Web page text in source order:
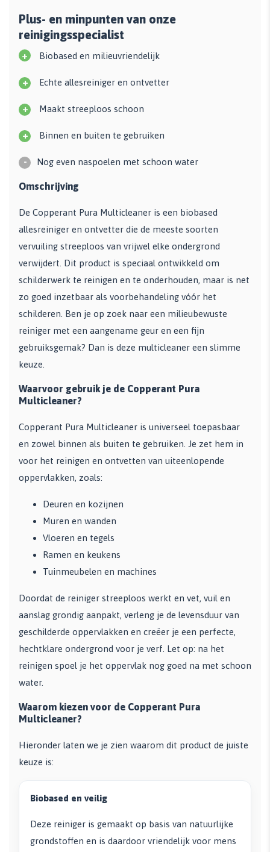
Plus- en minpunten van onze
reinigingsspecialist
+ Biobased en milieuvriendelijk
+ Echte allesreiniger en ontvetter
+ Maakt streeploos schoon
+ Binnen en buiten te gebruiken
- Nog even naspoelen met schoon water
Omschrijving
De Copperant Pura Multicleaner is een biobased
allesreiniger en ontvetter die de meeste soorten
vervuiling streeploos van vrijwel elke ondergrond
verwijdert. Dit product is speciaal ontwikkeld om
schilderwerk te reinigen en te onderhouden, maar is net
zo goed inzetbaar als voorbehandeling vóór het
schilderen. Ben je op zoek naar een milieubewuste
reiniger met een aangename geur en een fijn
gebruiksgemak? Dan is deze multicleaner een slimme
keuze.
Waarvoor gebruik je de Copperant Pura
Multicleaner?
Copperant Pura Multicleaner is universeel toepasbaar
en zowel binnen als buiten te gebruiken. Je zet hem in
voor het reinigen en ontvetten van uiteenlopende
oppervlakken, zoals:
Deuren en kozijnen
Muren en wanden
Vloeren en tegels
Ramen en keukens
Tuinmeubelen en machines
Doordat de reiniger streeploos werkt en vet, vuil en
aanslag grondig aanpakt, verleng je de levensduur van
geschilderde oppervlakken en creëer je een perfecte,
hechtklare ondergrond voor je verf. Let op: na het
reinigen spoel je het oppervlak nog goed na met schoon
water.
Waarom kiezen voor de Copperant Pura
Multicleaner?
Hieronder laten we je zien waarom dit product de juiste
keuze is:
Biobased en veilig
Deze reiniger is gemaakt op basis van natuurlijke
grondstoffen en is daardoor vriendelijk voor mens